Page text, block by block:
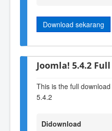
Download sekarang
Joomla! 5.4.2
This is the full
5.4.2
Didownload